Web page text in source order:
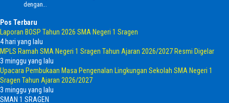
dengan…
Pos Terbaru
Laporan BOSP Tahun 2026 SMA Negeri 1 Sragen
4 hari yang lalu
MPLS Ramah SMA Negeri 1 Sragen Tahun Ajaran 2026/2027 Resmi Digelar
3 minggu yang lalu
Upacara Pembukaan Masa Pengenalan Lingkungan Sekolah SMA Negeri 1
Sragen Tahun Ajaran 2026/2027
3 minggu yang lalu
SMAN 1 SRAGEN